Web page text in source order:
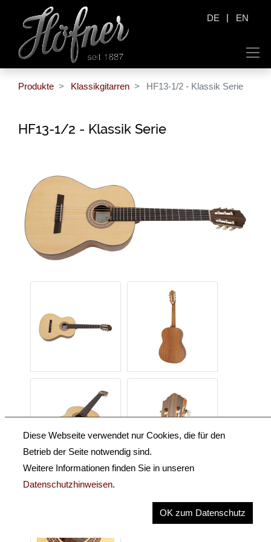
DE | EN
Produkte Klassikgitarren HF13-1/2 - Klassik Serie
HF13-1/2 - Klassik Serie
Diese Webseite verwendet nur Cookies, die für den
Betrieb der Seite notwendig sind.
Weitere Informationen finden Sie in unseren
Datenschutzhinweisen.
OK zum Datenschutz